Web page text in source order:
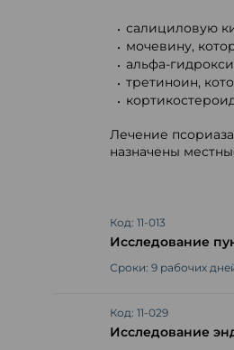
салициловую
мочевину,
альфа-
третиноин,
Лечение
назначены
Код: 11-013
Исследование
Сроки: 9 рабочих
Код: 11-029
Исследование